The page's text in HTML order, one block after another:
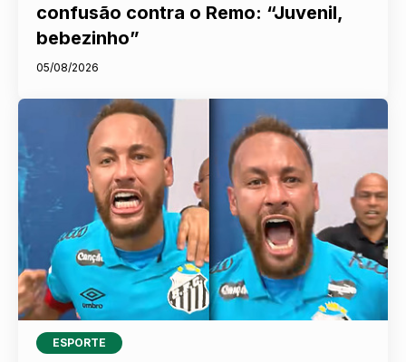
confusão contra o Remo: “Juvenil,
bebezinho”
05/08/2026
ESPORTE